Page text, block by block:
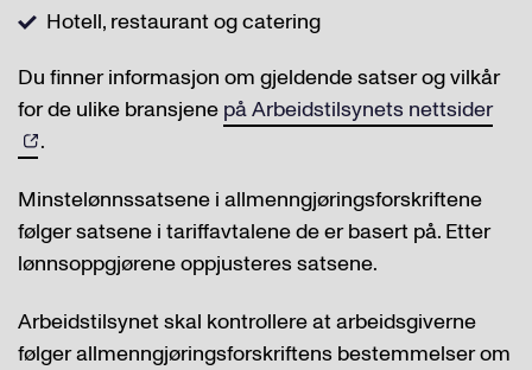
Hotell, restaurant og catering
Du finner informasjon om gjeldende satser og vilkår
for de ulike bransjene på Arbeidstilsynets nettsider
.
Minstelønnssatsene i allmenngjøringsforskriftene
følger satsene i tariffavtalene de er basert på. Etter
lønnsoppgjørene oppjusteres satsene.
Arbeidstilsynet skal kontrollere at arbeidsgiverne
følger allmenngjøringsforskriftens bestemmelser om